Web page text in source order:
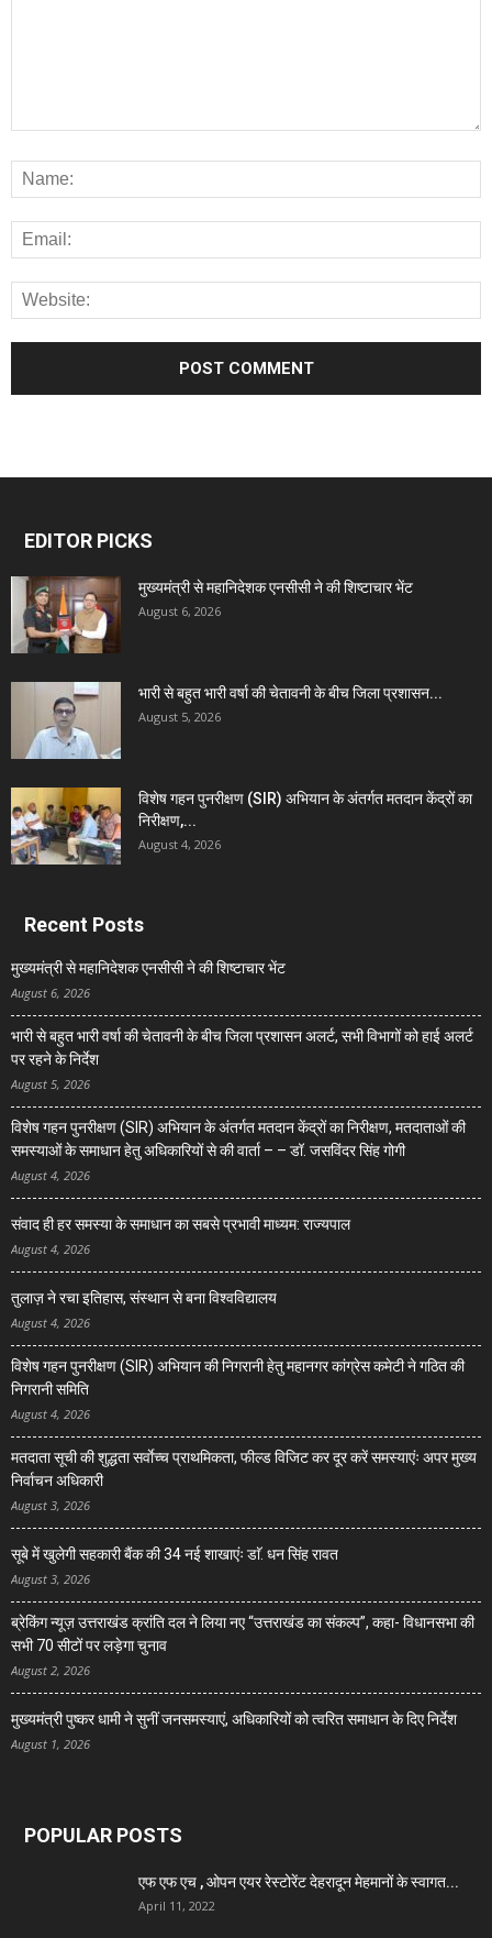
EDITOR PICKS
मुख्यमंत्री से महानिदेशक एनसीसी ने की शिष्टाचार भेंट
August 6, 2026
भारी से बहुत भारी वर्षा की चेतावनी के बीच जिला प्रशासन...
August 5, 2026
विशेष गहन पुनरीक्षण (SIR) अभियान के अंतर्गत मतदान केंद्रों का
निरीक्षण,...
August 4, 2026
Recent Posts
मुख्यमंत्री से महानिदेशक एनसीसी ने की शिष्टाचार भेंट
August 6, 2026
भारी से बहुत भारी वर्षा की चेतावनी के बीच जिला प्रशासन अलर्ट, सभी विभागों को हाई अलर्ट
पर रहने के निर्देश
August 5, 2026
विशेष गहन पुनरीक्षण (SIR) अभियान के अंतर्गत मतदान केंद्रों का निरीक्षण, मतदाताओं की
समस्याओं के समाधान हेतु अधिकारियों से की वार्ता – – डॉ. जसविंदर सिंह गोगी
August 4, 2026
संवाद ही हर समस्या के समाधान का सबसे प्रभावी माध्यम: राज्यपाल
August 4, 2026
तुलाज़ ने रचा इतिहास, संस्थान से बना विश्वविद्यालय
August 4, 2026
विशेष गहन पुनरीक्षण (SIR) अभियान की निगरानी हेतु महानगर कांग्रेस कमेटी ने गठित की
निगरानी समिति
August 4, 2026
मतदाता सूची की शुद्धता सर्वाेच्च प्राथमिकता, फील्ड विजिट कर दूर करें समस्याएंः अपर मुख्य
निर्वाचन अधिकारी
August 3, 2026
सूबे में खुलेगी सहकारी बैंक की 34 नई शाखाएंः डाॅ. धन सिंह रावत
August 3, 2026
ब्रेकिंग न्यूज़ उत्तराखंड क्रांति दल ने लिया नए “उत्तराखंड का संकल्प”, कहा- विधानसभा की
सभी 70 सीटों पर लड़ेगा चुनाव
August 2, 2026
मुख्यमंत्री पुष्कर धामी ने सुनीं जनसमस्याएं, अधिकारियों को त्वरित समाधान के दिए निर्देश
August 1, 2026
POPULAR POSTS
एफ एफ एच , ओपन एयर रेस्टोरेंट देहरादून मेहमानों के स्वागत...
April 11, 2022